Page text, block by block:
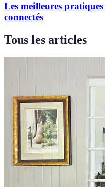
Les meilleures
connectés
Tous les articles